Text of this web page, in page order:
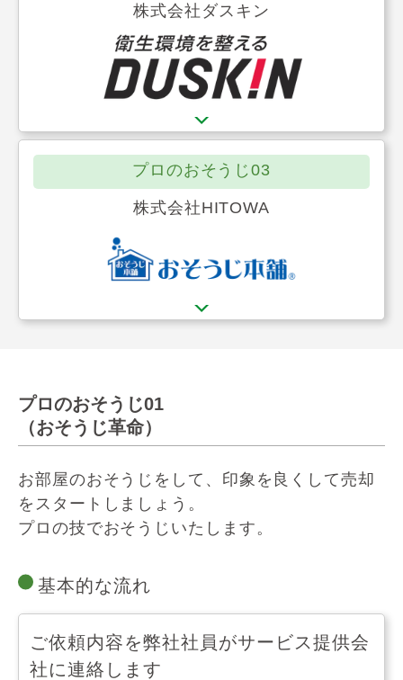
株式会社ダスキン
プロのおそうじ03
株式会社HITOWA
プロのおそうじ01
（おそうじ革命）
お部屋のおそうじをして、印象を良くして売却
をスタートしましょう。
プロの技でおそうじいたします。
基本的な流れ
ご依頼内容を弊社社員がサービス提供会
社に連絡します